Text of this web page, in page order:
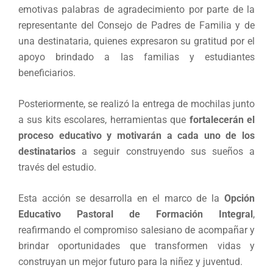
emotivas palabras de agradecimiento por parte de la
representante del Consejo de Padres de Familia y de
una destinataria, quienes expresaron su gratitud por el
apoyo brindado a las familias y estudiantes
beneficiarios.
Posteriormente, se realizó la entrega de mochilas junto
a sus kits escolares, herramientas que fortalecerán el
proceso educativo y motivarán a cada uno de los
destinatarios a seguir construyendo sus sueños a
través del estudio.
Esta acción se desarrolla en el marco de la Opción
Educativo Pastoral de Formación Integral,
reafirmando el compromiso salesiano de acompañar y
brindar oportunidades que transformen vidas y
construyan un mejor futuro para la niñez y juventud.